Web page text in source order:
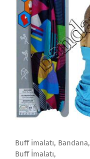
Buff imalatı,
Buff İmalatı,